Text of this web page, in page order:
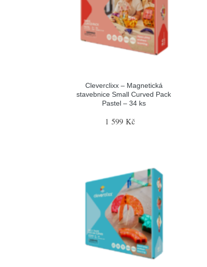
Cleverclixx – Magnetická
stavebnice Small Curved Pack
Pastel – 34 ks
1 599 Kč